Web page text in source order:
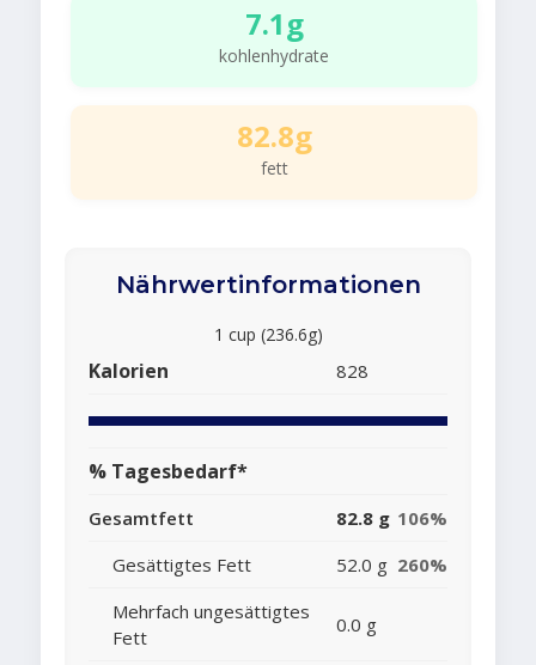
7.1g
kohlenhydrate
82.8g
fett
Nährwertinformationen
1 cup (236.6g)
Kalorien 828
% Tagesbedarf*
Gesamtfett 82.8 g 106%
Gesättigtes Fett
52.0 g 260%
Mehrfach ungesättigtes
Fett
0.0 g